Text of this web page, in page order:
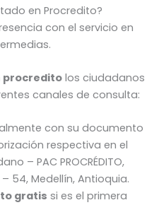
en Procredito?
con el servicio en
procredito los ciudadanos
canales de consulta:
con su documento
respectiva en el
– PAC PROCRÉDITO,
54, Medellín, Antioquia.
gratis si es el primera